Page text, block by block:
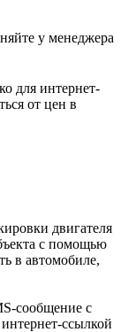
у менеджера
для интернет-
от цен в
двигателя
с помощью
в автомобиле,
сообщение с
ссылкой